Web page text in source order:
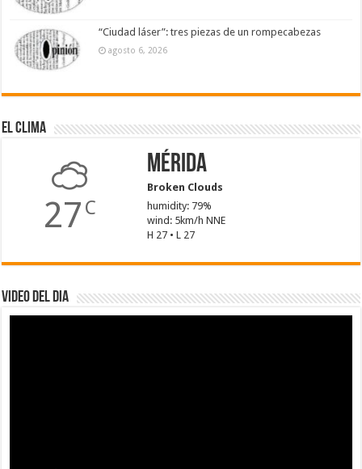
“Ciudad láser”: tres piezas de un rompecabezas
agosto 6, 2026
El Clima
27 C
Mérida
Broken Clouds
humidity: 79%
wind: 5km/h NNE
H 27 • L 27
Video del dia